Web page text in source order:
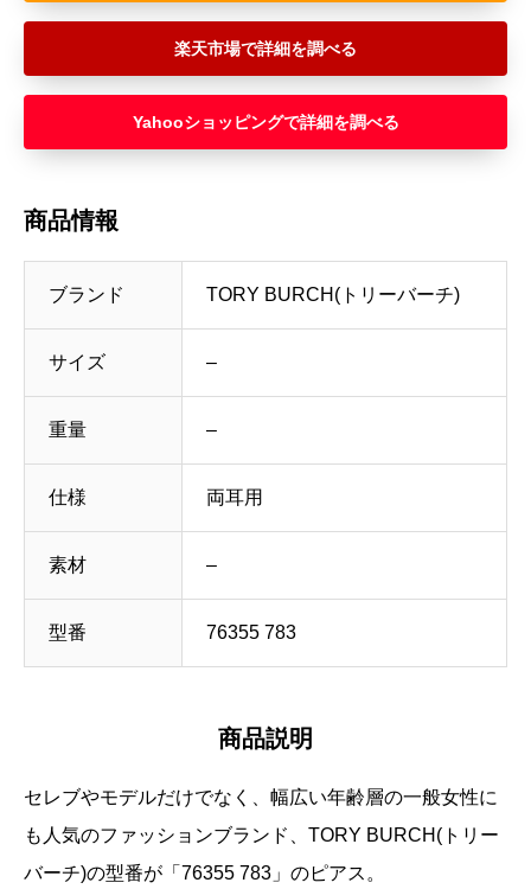
楽天市場
Yahooショッピング
商品情報
ブランド TORY BURCH(トリーバーチ)
サイズ –
重量 –
仕様 両耳用
素材 –
型番 76355 783
商品説明
セレブやモデルだけでなく、幅広い年齢層の一般女性に
も人気のファッションブランド、TORY BURCH(トリー
バーチ)の型番が「76355 783」のピアス。